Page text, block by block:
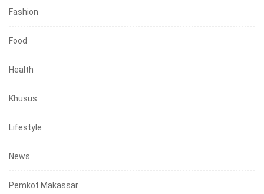
Fashion
Food
Health
Khusus
Lifestyle
News
Pemkot Makassar